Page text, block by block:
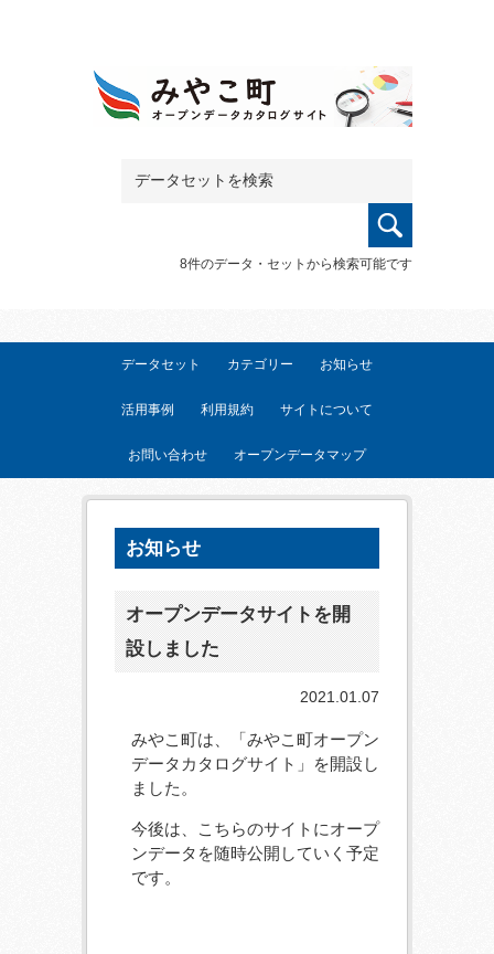
8件のデータ・セットから検索可能です
データセット カテゴリー お知らせ
活用事例 利用規約 サイトについて
お問い合わせ オープンデータマップ
お知らせ
オープンデータサイトを開
設しました
2021.01.07
みやこ町は、「みやこ町オープン
データカタログサイト」を開設し
ました。
今後は、こちらのサイトにオープ
ンデータを随時公開していく予定
です。